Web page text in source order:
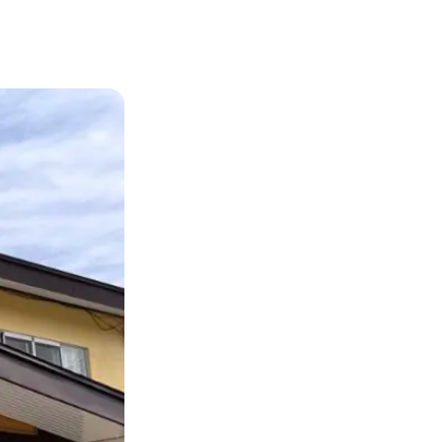
MEISTER TOUR
マイスターツアー
SHIONOMICHI
プライバシーポリシー